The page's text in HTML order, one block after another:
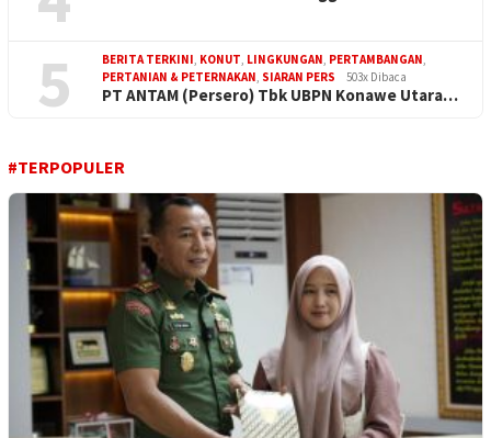
5 BERITA TERKINI, KONUT, LINGKUNGAN, PERTAMBANGAN,
PERTANIAN & PETERNAKAN, SIARAN PERS 503x Dibaca
PT ANTAM (Persero) Tbk UBPN Konawe Utara…
#TERPOPULER